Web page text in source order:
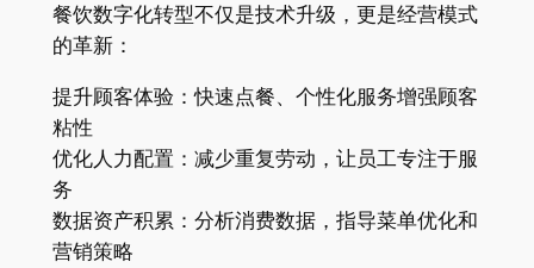
餐饮数字化转型不仅是技术升级，更是经营模式
的革新：
提升顾客体验：快速点餐、个性化服务增强顾客
粘性
优化人力配置：减少重复劳动，让员工专注于服
务
数据资产积累：分析消费数据，指导菜单优化和
营销策略